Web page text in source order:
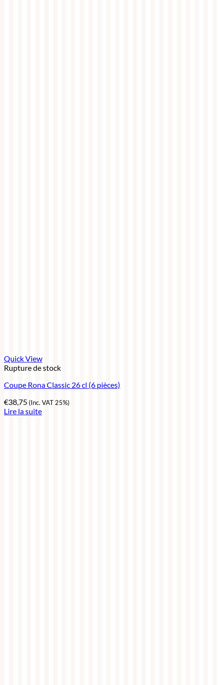
Quick View
Rupture de stock
Coupe Rona Classic 26 cl (6 pièces)
€38,75(Inc. VAT 25%)
Lire la suite